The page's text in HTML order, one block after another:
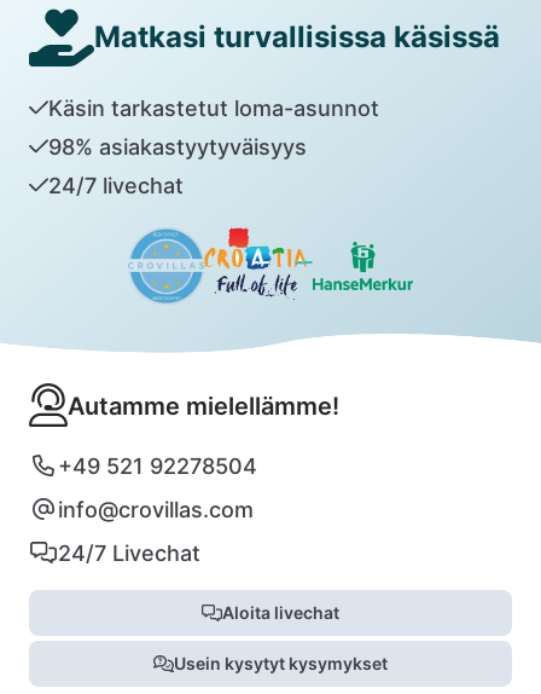
Matkasi turvallisissa käsissä
Käsin tarkastetut loma-asunnot
98% asiakastyytyväisyys
24/7 livechat
Autamme mielellämme!
+49 521 92278504
info@crovillas.com
24/7 Livechat
Aloita livechat
Usein kysytyt kysymykset